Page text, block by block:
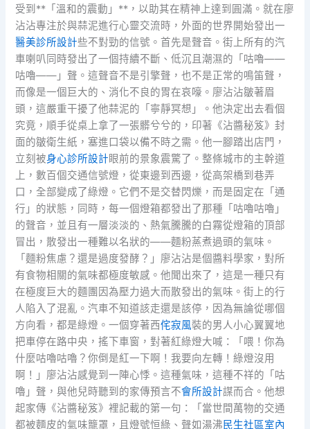
受到**「溫和的震動」**，以助其在精神上達到圓滿。就在廖
沾沾專注於與蒜泥進行心靈交流時，外面的世界開始發出一
醫美診所設計些不對勁的信號。首先是聲音。街上所有的汽
車喇叭同時發出了一個持續不斷、低沉且潮濕的「咕嚕——
咕嚕——」聲。這聲音不是引擎聲，也不是正常的鳴笛聲，
而像是一個巨大的、消化不良的胃在哀嚎。廖沾沾皺著眉
頭，這嚴重干擾了他蒜泥的「寧靜冥想」。他決定出去看個
究竟，順手從桌上拿了一張髒兮兮的，印著《沾醬秘笈》封
面的皺衛生紙，塞進口袋以備不時之需。他一腳踏出店門，
立刻被身心診所設計眼前的景象震驚了。整條城市的主幹道
上，數百個交通信號燈，從東邊到西邊，從高架橋到巷弄
口，全部變成了綠燈。它們不是交替閃爍，而是固定在「通
行」的狀態，同時，每一個燈箱都發出了那種「咕嚕咕嚕」
的聲音，並且有一層淡淡的、熱氣騰騰的白霧從燈箱的頂部
冒出，散發出一種難以名狀的——麵粉蒸煮過頭的氣味。
「麵粉焦慮？還是過度發酵？」廖沾沾是個醬料學家，對所
有食物相關的氣味都極度敏感。他聞出來了，這是一種只有
在極度巨大的麵團因為壓力過大而散發出的氣味。街上的行
人陷入了混亂。汽車不知道該走還是該停，因為無論從哪個
方向看，都是綠燈。一個穿著西侘寂風裝的男人小心翼翼地
把車停在路中央，搖下車窗，對著紅綠燈大喊：「喂！你為
什麼咕嚕咕嚕？你倒是紅一下啊！我要向左轉！綠燈沒用
啊！」廖沾沾感覺到一陣心悸。這種氣味，這種不祥的「咕
嚕」聲，與他兒時聽到的家傳預言不會所設計謀而合。他想
起家傳《沾醬秘笈》裡記載的第一句：「當世間萬物的交通
都被麵皮的氣味籠罩，且燈號恒綠、聲如湯沸民生社區室內